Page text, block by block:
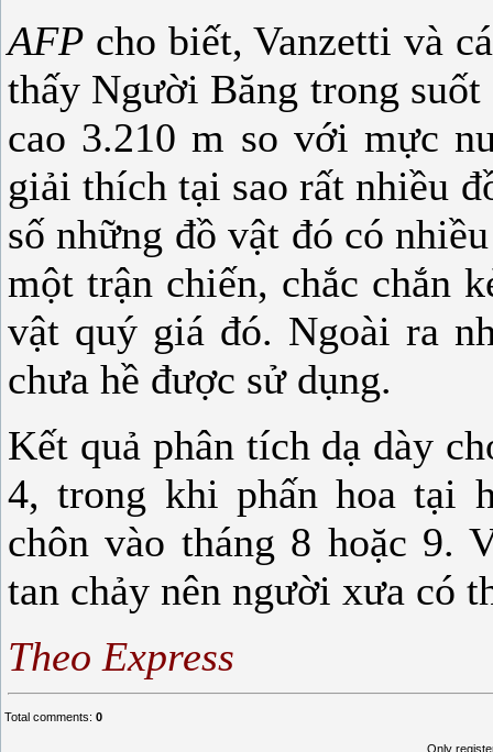
AFP cho biết, Vanzetti và
thấy Người Băng trong
cao 3.210 m so với mực
giải thích tại sao rất nhiều
số những đồ vật đó có
một trận chiến, chắc chắn
vật quý giá đó. Ngoài ra
chưa hề được sử dụng.
Kết quả phân tích dạ dày
4, trong khi phấn hoa tại
chôn vào tháng 8 hoặc 9.
tan chảy nên người xưa có
Theo Express
Total comments: 0
Only